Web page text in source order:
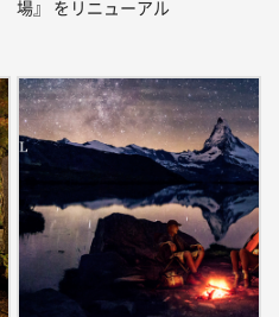
場』 をリニューアル